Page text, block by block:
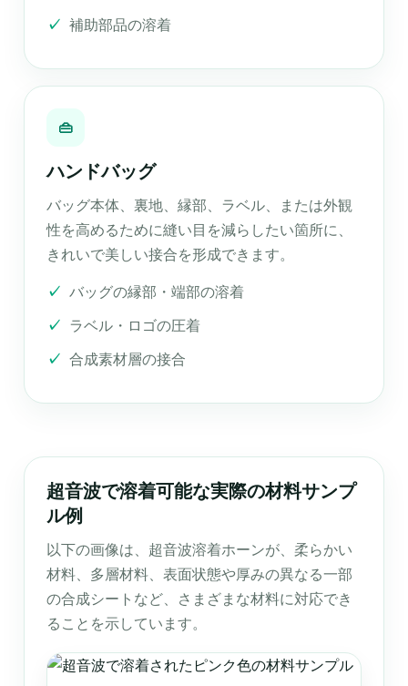
補助部品の溶着
👜
ハンドバッグ
バッグ本体、裏地、縁部、ラベル、または外観
性を高めるために縫い目を減らしたい箇所に、
きれいで美しい接合を形成できます。
バッグの縁部・端部の溶着
ラベル・ロゴの圧着
合成素材層の接合
超音波で溶着可能な実際の材料サンプ
ル例
以下の画像は、超音波溶着ホーンが、柔らかい
材料、多層材料、表面状態や厚みの異なる一部
の合成シートなど、さまざまな材料に対応でき
ることを示しています。